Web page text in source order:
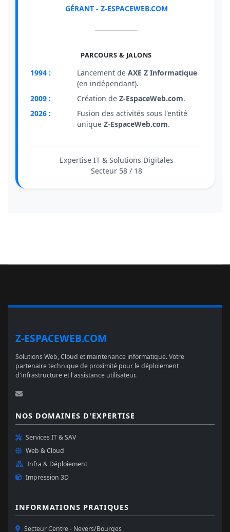
GÉRANT - Z-ESPACEWEB.COM
PARCOURS & JALONS
1994 : Lancement deAXE Z Informatique
(en indépendant).
2009 :
Création deZ-EspaceWeb.com.
2026 :
Fusion des activités sous l'entité
uniqueZ-EspaceWeb.com.
Expertise IT & Solutions Digitales
Secteur 58 / 18
Z-ESPACEWEB.COM
Solutions Web, Cloud et maintenance informatique. Votre
partenaire technique de proximité pour le déploiement
d'infrastructure et l'assistance utilisateur.
NOS DOMAINES D'EXPERTISE
Services IT & SAV
Web & Cloud
Infra & Déploiement
Impression 3D
INFORMATIONS PRATIQUES
Secteur Centre - Nevers/Bourges